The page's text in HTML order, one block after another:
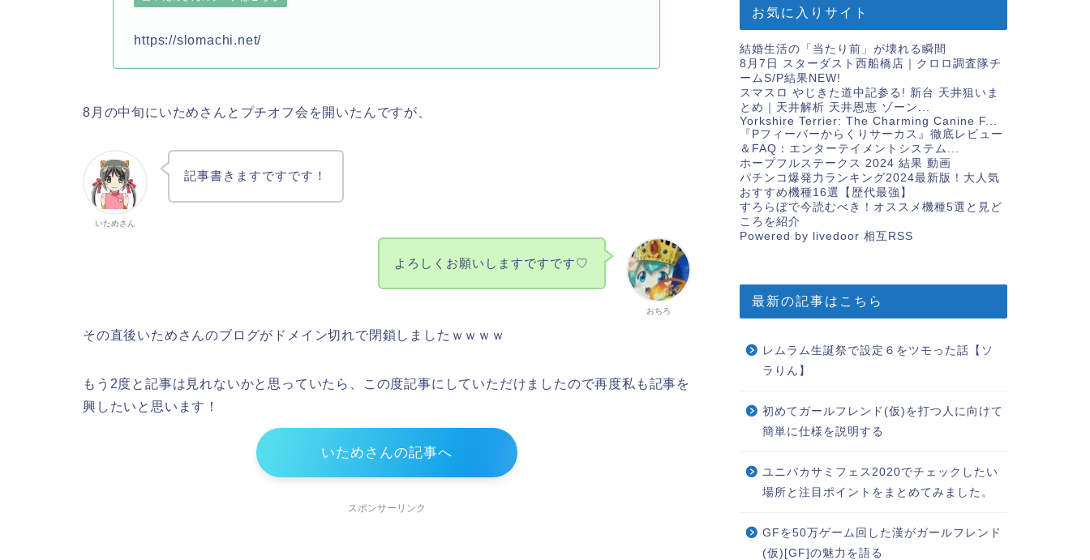
https://slomachi.net/
8月の中旬にいためさんとプチオフ会を開いたんですが、
いためさん
記事書きますですです！
おちろ
よろしくお願いしますですです♡
その直後いためさんのブログがドメイン切れで閉鎖しましたｗｗｗｗ
もう2度と記事は見れないかと思っていたら、この度記事にしていただけましたので再度私も記事を
興したいと思います！
いためさんの記事へ
スポンサーリンク
お気に入りサイト
結婚生活の「当たり前」が壊れる瞬間
8月7日 スターダスト西船橋店｜クロロ調査隊チ
ームS/P結果 NEW!
スマスロ やじきた道中記参る! 新台 天井狙いま
とめ｜天井解析 天井恩恵 ゾーン...
Yorkshire Terrier: The Charming Canine F...
『Pフィーバーからくりサーカス』徹底レビュー
＆FAQ：エンターテイメントシステム...
ホープフルステークス 2024 結果 動画
パチンコ爆発力ランキング2024最新版！大人気
おすすめ機種16選【歴代最強】
すろらぼで今読むべき！オススメ機種5選と見ど
ころを紹介
Powered by livedoor 相互RSS
最新の記事はこちら
レムラム生誕祭で設定６をツモった話【ソ
ラりん】
初めてガールフレンド(仮)を打つ人に向けて
簡単に仕様を説明する
ユニバカサミフェス2020でチェックしたい
場所と注目ポイントをまとめてみました。
GFを50万ゲーム回した漢がガールフレンド
(仮)[GF]の魅力を語る